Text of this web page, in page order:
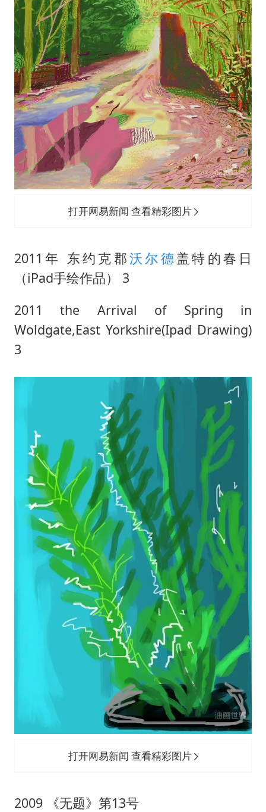
打开网易新闻 查看精彩图片
2011年 东约克郡沃尔德盖特的春日
（iPad手绘作品） 3
2011 the Arrival of Spring in
Woldgate,East Yorkshire(Ipad Drawing)
3
打开网易新闻 查看精彩图片
2009 《无题》第13号